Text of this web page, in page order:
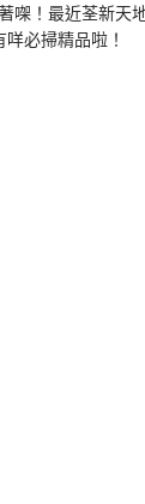
㗎！最近荃新天
必掃精品啦！